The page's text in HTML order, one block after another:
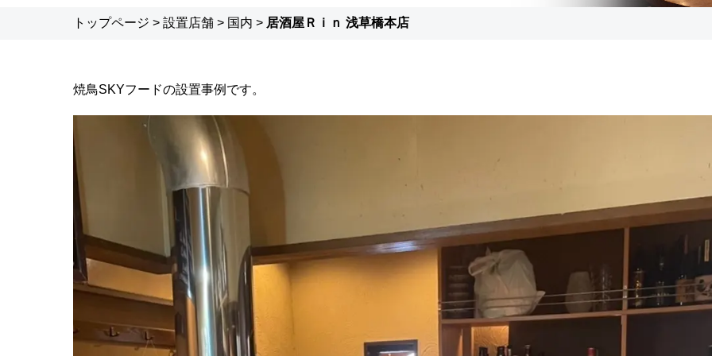
トップページ > 設置店舗 > 国内 > 居酒屋Ｒｉｎ 浅草橋本店
焼鳥SKYフードの設置事例です。